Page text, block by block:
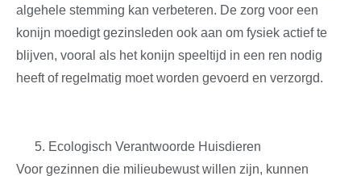
algehele stemming kan verbeteren. De zorg voor een
konijn moedigt gezinsleden ook aan om fysiek actief te
blijven, vooral als het konijn speeltijd in een ren nodig
heeft of regelmatig moet worden gevoerd en verzorgd.
Ecologisch Verantwoorde Huisdieren
Voor gezinnen die milieubewust willen zijn, kunnen